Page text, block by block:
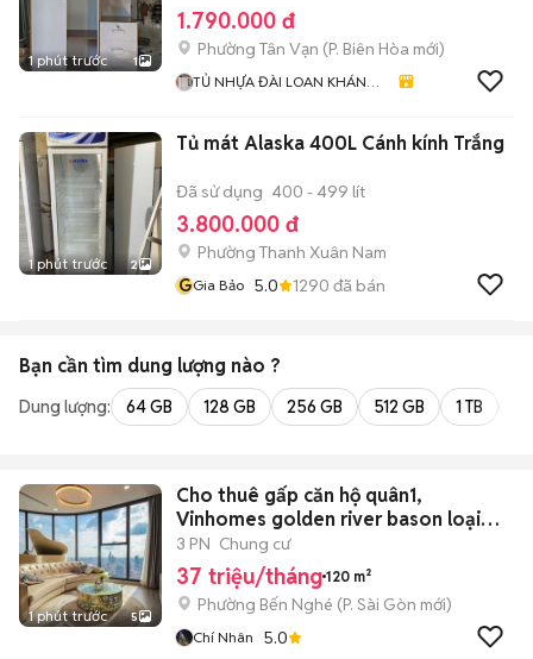
1 phút trước 1
1.790.000 đ
Phường Tân Vạn (P. Biên Hòa mới)
TỦ NHỰA ĐÀI LOAN KHÁNH
1 phút trước 2
Tủ mát Alaska 400L Cánh kính Trắng
Đã sử dụng 400 - 499 lít
3.800.000 đ
Phường Thanh Xuân Nam
GGia Bảo 5.0 1290 đã bán
Bạn cần tìm dung lượng nào ?
Dung lượng: 64 GB 128 GB 256 GB 512 GB 1 TB
1 phút trước 5
Cho thuê gấp căn hộ quân1,
Vinhomes golden river bason loại
3PN
3 PN Chung cư
37 triệu/tháng 120 m²
Phường Bến Nghé (P. Sài Gòn mới)
Chí Nhân 5.0